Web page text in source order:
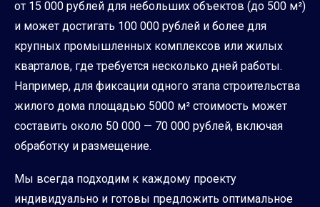
от 15 000 рублей для небольших объектов (до 500 м²)
и может достигать 100 000 рублей и более для
крупных промышленных комплексов или жилых
кварталов, где требуется несколько дней работы.
Например, для фиксации одного этапа строительства
жилого дома площадью 5000 м² стоимость может
составить около 50 000 — 70 000 рублей, включая
обработку и размещение.
Мы всегда подходим к каждому проекту
индивидуально и готовы предложить оптимальное